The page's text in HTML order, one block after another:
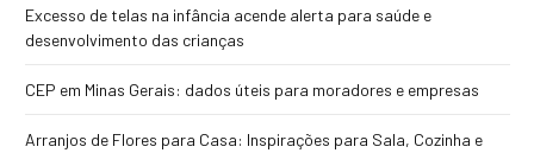
Excesso de telas na infância acende alerta para saúde e
desenvolvimento das crianças
CEP em Minas Gerais: dados úteis para moradores e empresas
Arranjos de Flores para Casa: Inspirações para Sala, Cozinha e